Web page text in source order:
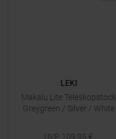
LEKI
Makalu Lite Teleskopstock
Greygreen / Silver / White
UVP 109,95 €